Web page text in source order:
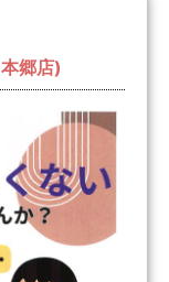
郷店)